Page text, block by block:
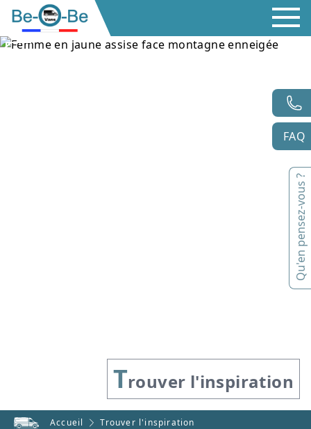
Trouver l'inspiration
Accueil Trouver l'inspiration
Qu'en pensez-vous ?
FAQ